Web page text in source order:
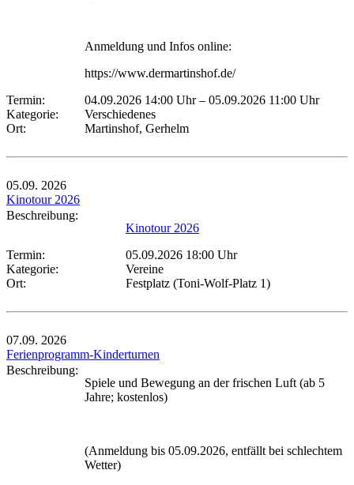
Anmeldung und Infos online:
https://www.dermartinshof.de/
Termin:
04.09.2026 14:00 Uhr– 05.09.2026 11:00 Uhr
Kategorie:
Verschiedenes
Ort:
Martinshof, Gerhelm
05.09. 2026
Kinotour 2026
Beschreibung:
Kinotour 2026
Termin:
05.09.2026 18:00 Uhr
Kategorie:
Vereine
Ort:
Festplatz (Toni-Wolf-Platz 1)
07.09. 2026
Ferienprogramm-Kinderturnen
Beschreibung:
Spiele und Bewegung an der frischen Luft (ab 5
Jahre; kostenlos)
(Anmeldung bis 05.09.2026, entfällt bei schlechtem
Wetter)